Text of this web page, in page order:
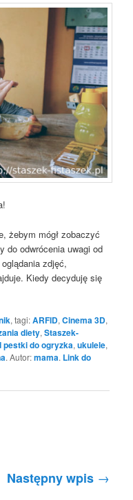
żebym mógł zobaczyć
do odwrócenia uwagi od
zdjęć,
Kiedy decyduję się
, tagi:ARFID,Cinema 3D,
diety,Staszek-
pestki do ogryzka,ukulele,
. Autor:mama. Link do
Następny wpis →